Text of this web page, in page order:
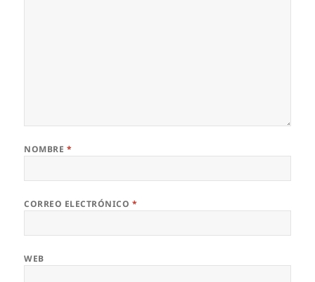
NOMBRE *
CORREO ELECTRÓNICO *
WEB